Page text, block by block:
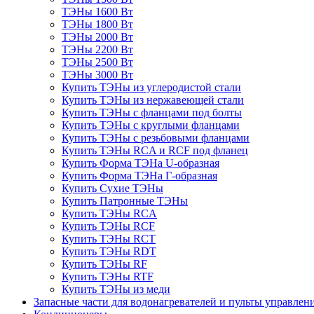
ТЭНы 1600 Вт
ТЭНы 1800 Вт
ТЭНы 2000 Вт
ТЭНы 2200 Вт
ТЭНы 2500 Вт
ТЭНы 3000 Вт
Купить ТЭНы из углеродистой стали
Купить ТЭНы из нержавеющей стали
Купить ТЭНы с фланцами под болты
Купить ТЭНы с круглыми фланцами
Купить ТЭНы с резьбовыми фланцами
Купить ТЭНы RCA и RCF под фланец
Купить Форма ТЭНа U-образная
Купить Форма ТЭНа Г-образная
Купить Сухие ТЭНы
Купить Патронные ТЭНы
Купить ТЭНы RCA
Купить ТЭНы RCF
Купить ТЭНы RCT
Купить ТЭНы RDT
Купить ТЭНы RF
Купить ТЭНы RTF
Купить ТЭНы из меди
Запасные части для водонагревателей и пульты